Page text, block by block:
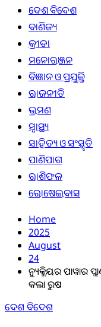
ଦେଶ ବିଦେଶ
ବାଣିଜ୍ୟ
କ୍ରୀଡା
ମନୋରଞ୍ଜନ
ବିଜ୍ଞାନ ଓ ପ୍ରଯୁକ୍ତି
ରାଜନୀତି
ଭ୍ରମଣ
ସ୍ୱାସ୍ଥ୍ୟ
ସାହିତ୍ୟ ଓ ସଂସ୍କୃତି
ପାଣିପାଗ
ରାଶିଫଳ
ରୋଷେଇବାସ
Home
2025
August
24
ନ୍ୟୁକ୍ଲିୟର ପାୱାର
କଲା ରୁଷ
ଦେଶ ବିଦେଶ